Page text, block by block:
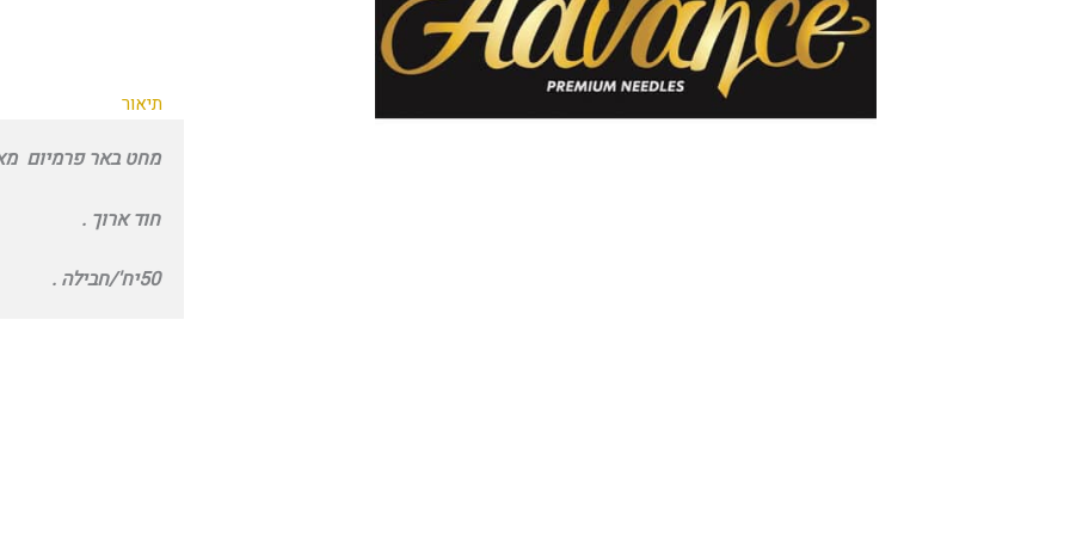
תיאור
מחט באר פרמיום מאגנום 7
חוד ארוך .
50יח'/חבילה .